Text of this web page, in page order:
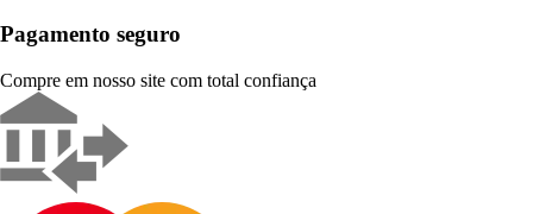
Pagamento seguro
Compre em nosso site com total confiança